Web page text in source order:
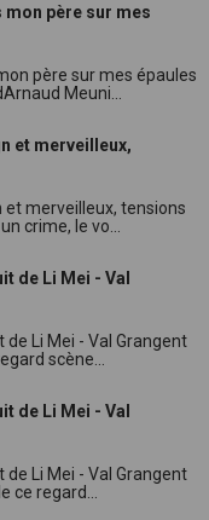
mon père sur mes
père sur mes épaules
Meuni...
et merveilleux,
et merveilleux, tensions
crime, le vo...
de Li Mei - Val
de Li Mei - Val Grangent
scène...
de Li Mei - Val
de Li Mei - Val Grangent
ce regard...